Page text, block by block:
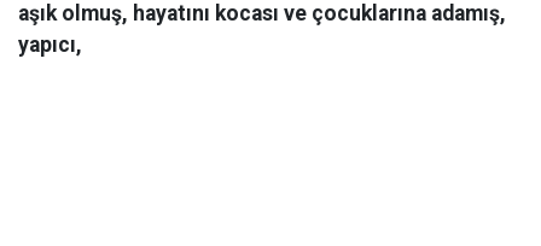
aşık olmuş, hayatını kocası ve çocuklarına adamış,
yapıcı,